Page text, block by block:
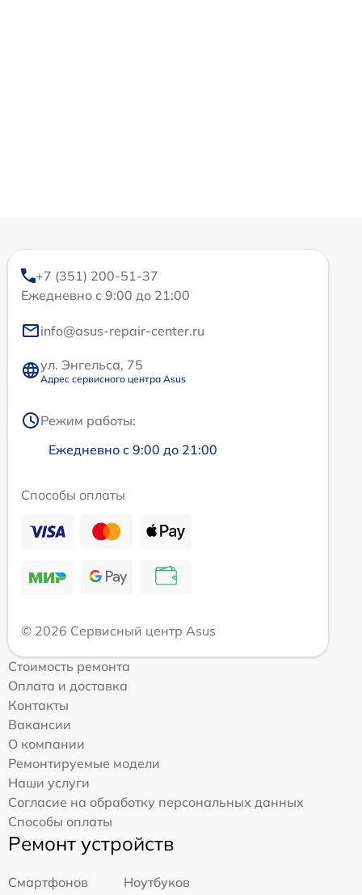
+7 (351) 200-51-37
Ежедневно с 9:00 до 21:00
info@asus-repair-center.ru
ул. Энгельса, 75
Адрес сервисного центра Asus
Режим работы:
Ежедневно с 9:00 до 21:00
Способы оплаты
© 2026 Сервисный центр Asus
Стоимость ремонта
Оплата и доставка
Контакты
Вакансии
О компании
Ремонтируемые модели
Наши услуги
Согласие на обработку персональных данных
Способы оплаты
Ремонт устройств
Смартфонов
Ноутбуков